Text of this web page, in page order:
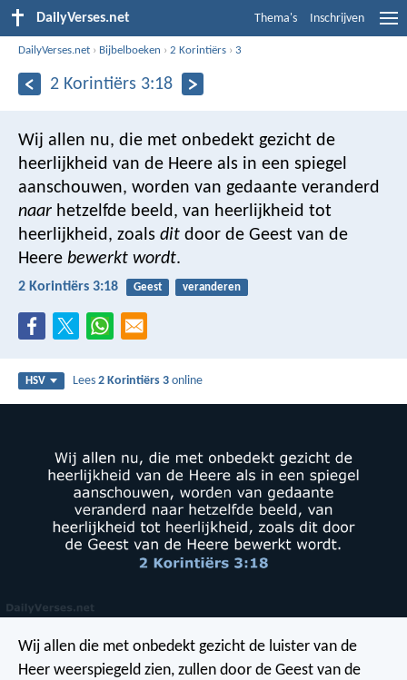
DailyVerses.net Thema's Inschrijven
DailyVerses.net › Bijbelboeken ›2 Korintiërs ›3
2 Korintiërs 3:18
Wij allen nu, die met onbedekt gezicht de
heerlijkheid van de Heere als in een spiegel
aanschouwen, worden van gedaante veranderd
naar hetzelfde beeld, van heerlijkheid tot
heerlijkheid, zoals dit door de Geest van de
Heere bewerkt wordt.
2 Korintiërs 3:18 Geest veranderen
HSV Lees2 Korintiërs 3 online
Wij allen die met onbedekt gezicht de luister van de
Heer weerspiegeld zien, zullen door de Geest van de